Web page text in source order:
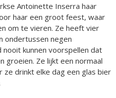
Antoinette Inserra haar
haar een groot feest, waar
om te vieren. Ze heeft vier
ondertussen negen
nooit kunnen voorspellen dat
groeien. Ze lijkt een normaal
ze drinkt elke dag een glas bier